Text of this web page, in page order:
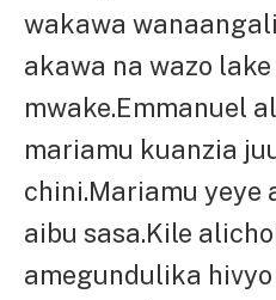
wakawa
akawa na wazo
mwake.Emmanuel
mariamu kuanzia
chini.Mariamu yeye
aibu sasa.Kile
amegundulika